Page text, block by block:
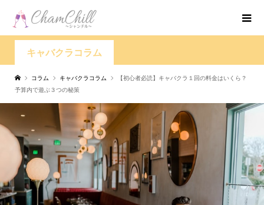
キャバクラコラム
コラム キャバクラコラム
【初心者必読】キャバクラ１回の料金はいくら？
予算内で遊ぶ３つの秘策